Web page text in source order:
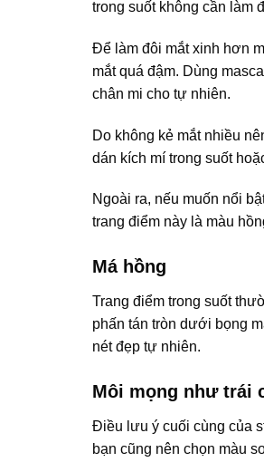
trong suốt không cần làm
Để làm đôi mắt xinh hơn
mắt quá đậm. Dùng
chân mi cho tự nhiên.
Do không kẻ mắt nhiều
dán kích mí trong suốt
Ngoài ra, nếu muốn nổi
trang điểm này là màu
Má hồng
Trang điểm trong suốt
phấn tán tròn dưới bọng
nét đẹp tự nhiên.
Môi mọng như trái
Điều lưu ý cuối cùng của
bạn cũng nên chọn màu